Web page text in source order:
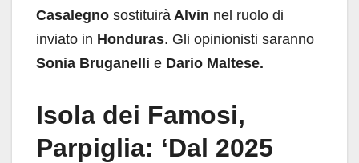
Casalegno sostituirà Alvin nel ruolo di
inviato in Honduras. Gli opinionisti saranno
Sonia Bruganelli e Dario Maltese.
Isola dei Famosi,
Parpiglia: ‘Dal 2025